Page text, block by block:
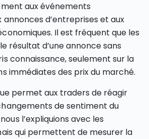
aux événements
annonces d’entreprises et aux
Il est fréquent que les
résultat d’une annonce sans
connaissance, seulement sur la
immédiates des prix du marché.
permet aux traders de réagir
de sentiment du
l’expliquions avec les
qui permettent de mesurer la